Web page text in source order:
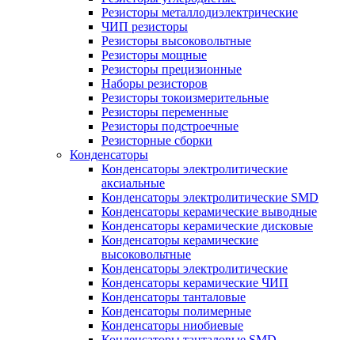
Резисторы металлодиэлектрические
ЧИП резисторы
Резисторы высоковольтные
Резисторы мощные
Резисторы прецизионные
Наборы резисторов
Резисторы токоизмерительные
Резисторы переменные
Резисторы подстроечные
Резисторные сборки
Конденсаторы
Конденсаторы электролитические
аксиальные
Конденсаторы электролитические SMD
Конденсаторы керамические выводные
Конденсаторы керамические дисковые
Конденсаторы керамические
высоковольтные
Конденсаторы электролитические
Конденсаторы керамические ЧИП
Конденсаторы танталовые
Конденсаторы полимерные
Конденсаторы ниобиевые